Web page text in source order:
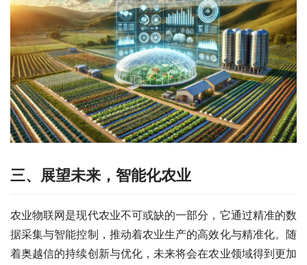
三、展望未来，智能化农业
农业物联网是现代农业不可或缺的一部分，它通过精准的数
据采集与智能控制，推动着农业生产的高效化与精准化。随
着奥越信的持续创新与优化，未来将会在农业领域得到更加